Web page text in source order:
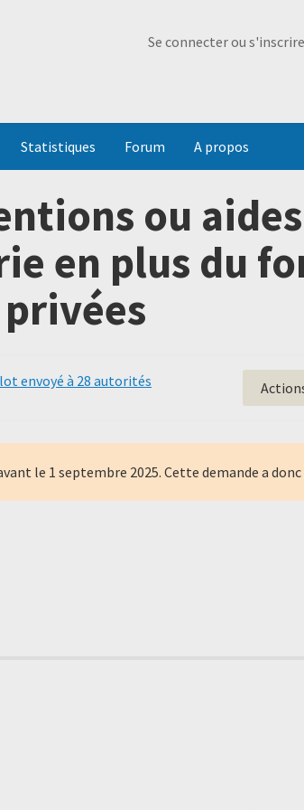
Se connecter ou s'inscrire
Statistiques Forum A propos
ou
en plus du
lot envoyé à 28 autorités
le 1 septembre 2025. Cette demande a